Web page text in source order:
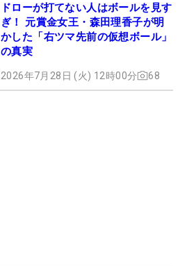
ドローが打てない人はボールを見す
ぎ！ 元賞金女王・森田理香子が明
かした「右ツマ先前の仮想ボール」
の真実
2026年7月28日 (火) 12時00分 68